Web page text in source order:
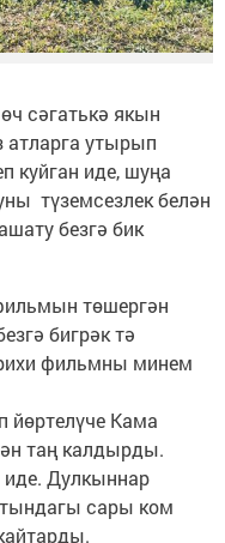
сәгатькә якын
утырып
куйган иде, шуңа
түземсезлек белән
безгә бик
төшергән
бигрәк тә
фильмны минем
йөртелүче Кама
таң калдырды.
Дулкыннар
сары ком